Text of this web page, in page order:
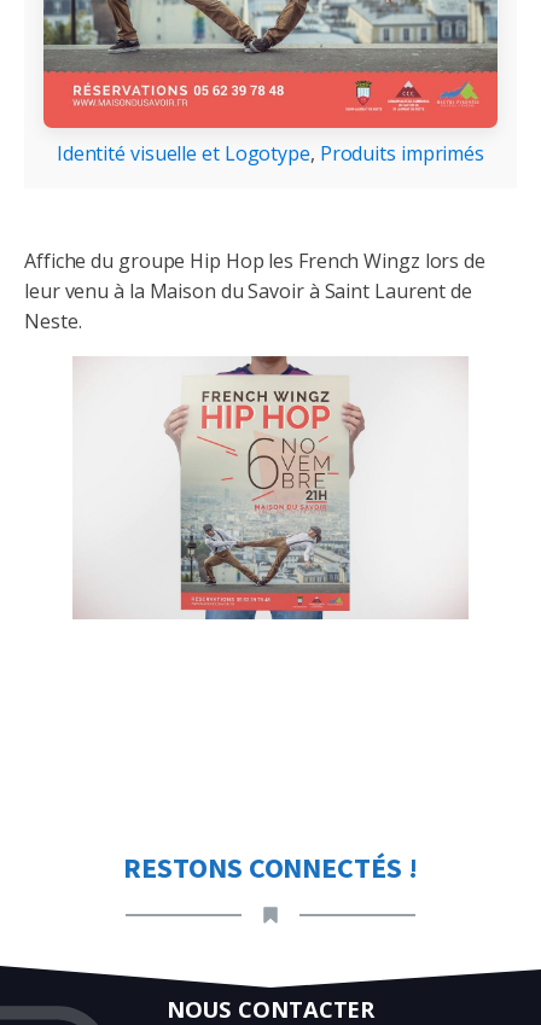
Identité visuelle et Logotype, Produits imprimés
Affiche du groupe Hip Hop les French Wingz lors de
leur venu à la Maison du Savoir à Saint Laurent de
Neste.
RESTONS CONNECTÉS !
NOUS CONTACTER